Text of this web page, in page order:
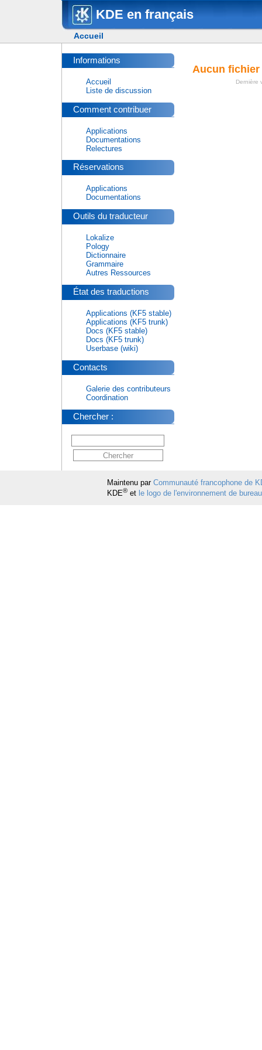
KDE en français
Accueil
Aucun fichier
Dernière
Informations
Accueil
Liste de discussion
Comment contribuer
Applications
Documentations
Relectures
Réservations
Applications
Documentations
Outils du traducteur
Lokalize
Pology
Dictionnaire
Grammaire
Autres Ressources
État des traductions
Applications (KF5 stable)
Applications (KF5 trunk)
Docs (KF5 stable)
Docs (KF5 trunk)
Userbase (wiki)
Contacts
Galerie des contributeurs
Coordination
Chercher :
Maintenu par Communauté francophone de
KDE®et le logo de l'environnement de